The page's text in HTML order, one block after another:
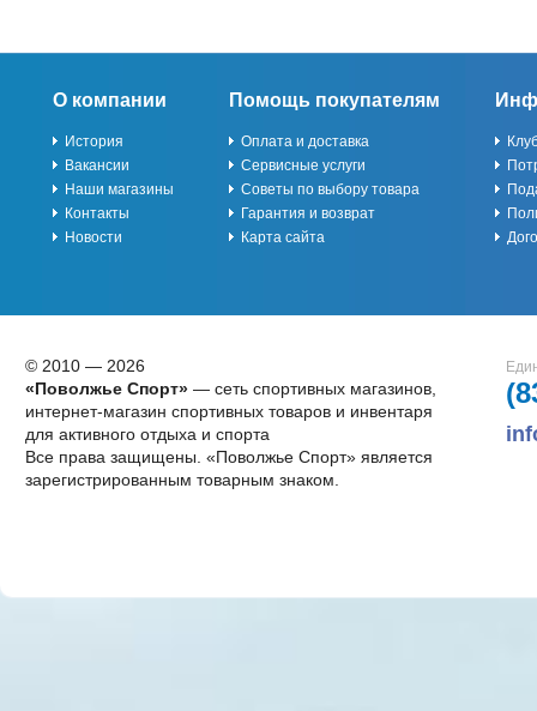
О компании
История
Вакансии
Наши магазины
Контакты
Новости
Помощь покупателям
Оплата и доставка
Сервисные услуги
Советы по выбору товара
Гарантия и возврат
Карта сайта
© 2010 — 2026
«Поволжье Спорт»— сеть спортивных магазинов,
интернет-магазин спортивных товаров и инвентаря
для активного отдыха и спорта
Все права защищены. «Поволжье Спорт» является
зарегистрированным товарным знаком.